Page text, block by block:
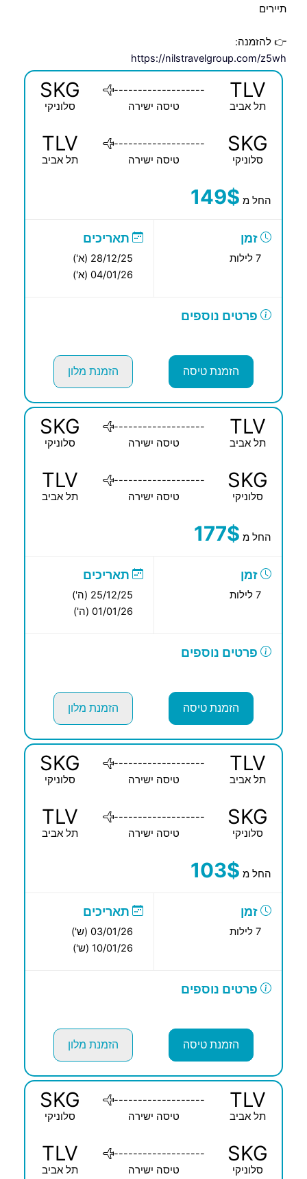
תיירים
👉 להזמנה:
https://nilstravelgroup.com/z5wh
TLV
תל אביב
-------------------
טיסה ישירה
SKG
סלוניקי
SKG
סלוניקי
-------------------
טיסה ישירה
TLV
תל אביב
החל מ 149$
זמן תאריכים
28/12/25 (א')
04/01/26 (א')
פרטים נוספים
הזמנת טיסה הזמנת מלון
TLV
תל אביב
-------------------
טיסה ישירה
SKG
סלוניקי
SKG
סלוניקי
-------------------
טיסה ישירה
TLV
תל אביב
החל מ 177$
זמן תאריכים
25/12/25 (ה')
01/01/26 (ה')
פרטים נוספים
הזמנת טיסה הזמנת מלון
TLV
תל אביב
-------------------
טיסה ישירה
SKG
סלוניקי
SKG
סלוניקי
-------------------
טיסה ישירה
TLV
תל אביב
החל מ 103$
זמן תאריכים
03/01/26 (ש')
10/01/26 (ש')
פרטים נוספים
הזמנת טיסה הזמנת מלון
TLV
תל אביב
-------------------
טיסה ישירה
SKG
סלוניקי
SKG
סלוניקי
-------------------
טיסה ישירה
TLV
תל אביב